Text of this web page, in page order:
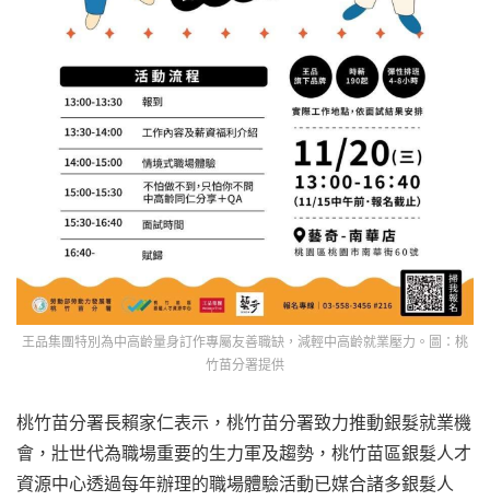
王品集團特別為中高齡量身訂作專屬友善職缺，減輕中高齡就業壓力。圖：桃
竹苗分署提供
桃竹苗分署長賴家仁表示，桃竹苗分署致力推動銀髮就業機
會，壯世代為職場重要的生力軍及趨勢，桃竹苗區銀髮人才
資源中心透過每年辦理的職場體驗活動已媒合諸多銀髮人